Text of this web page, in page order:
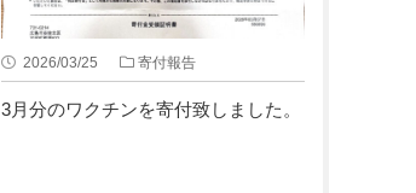
2026/03/25 寄付報告
3月分のワクチンを寄付致しました。